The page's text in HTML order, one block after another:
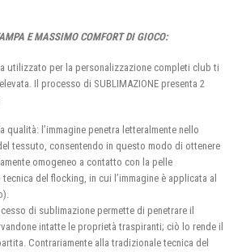
E MASSIMO COMFORT DI GIOCO:
utilizzato per la personalizzazione completi club ti
Il processo di SUBLIMAZIONE presenta 2
qualità: l’immagine penetra letteralmente nello
tessuto, consentendo in questo modo di ottenere
omogeneo a contatto con la pelle
del flocking, in cui l’immagine è applicata al
di sublimazione permette di penetrare il
intatte le proprietà traspiranti; ciò lo rende il
Contrariamente alla tradizionale tecnica del